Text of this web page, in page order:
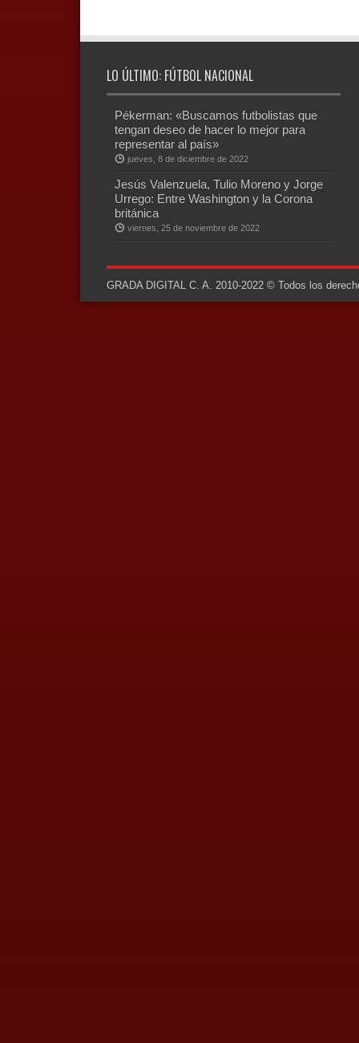
LO ÚLTIMO: FÚTBOL NACIONAL
Pékerman: «Buscamos futbolistas que
tengan deseo de hacer lo mejor para
representar al país»
jueves, 8 de diciembre de 2022
Jesús Valenzuela, Tulio Moreno y Jorge
Urrego: Entre Washington y la Corona
británica
viernes, 25 de noviembre de 2022
GRADA DIGITAL C. A. 2010-2022 © Todos los